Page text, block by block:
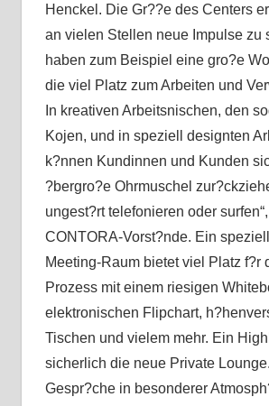
Henckel. Die Gr??e des Centers
an vielen Stellen neue Impulse zu
haben zum Beispiel eine gro?e
die viel Platz zum Arbeiten und
In kreativen Arbeitsnischen, den
Kojen, und in speziell designten
k?nnen Kundinnen und Kunden
?bergro?e Ohrmuschel
ungest?rt telefonieren oder
CONTORA-Vorst?nde. Ein
Meeting-Raum bietet viel Platz f?r
Prozess mit einem riesigen
elektronischen Flipchart,
Tischen und vielem mehr. Ein
sicherlich die neue Private
Gespr?che in besonderer